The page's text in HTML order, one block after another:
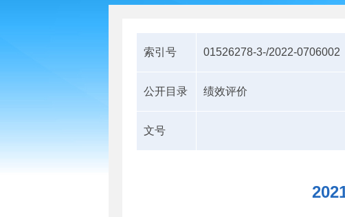
索引号 01526278-3-/2022-0706002
公开目录 绩效评价
文号